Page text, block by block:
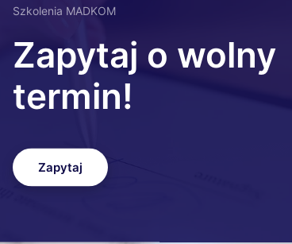
Szkolenia MADKOM
Zapytaj o wolny
termin!
Zapytaj